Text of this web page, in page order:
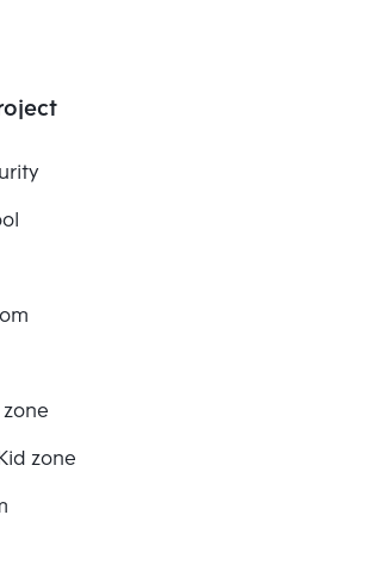
zone